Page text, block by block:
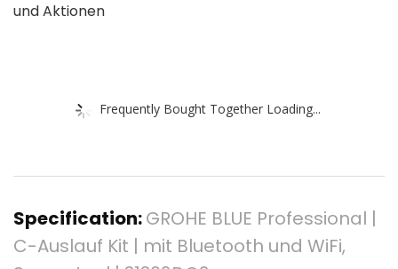
und Aktionen
Frequently Bought Together Loading...
Specification:GROHE BLUE Professional |
C-Auslauf Kit | mit Bluetooth und WiFi,